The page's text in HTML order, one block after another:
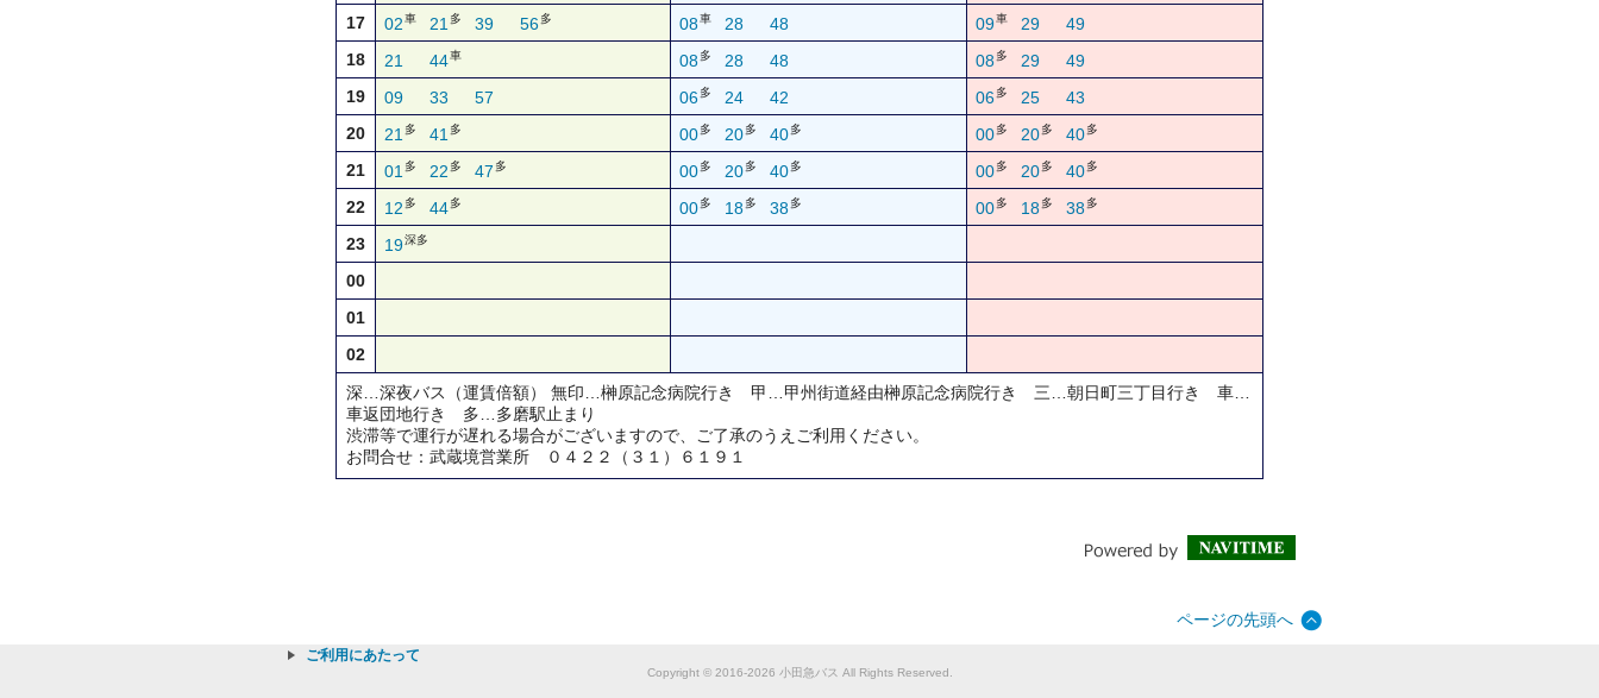
17 02車 21 多 39 56多 08車 28 48 09車 29
49
18
21 44車 08多 28 48 08多 29
49
19
09 33 57 06多 24 42 06多 25
43
20
21 多 41 多 00多 20多 40多 00多 20多 40多
21 01 多 22 多 47 多 00多 20多 40多 00多 20多 40多
22 12 多 44多 00多 18多 38多 00多 18多 38多
23 19深多
00
01
02
深…深夜バス（運賃倍額） 無印…榊原記念病院行き 甲…甲州街道経由榊原記念病院行き 三…朝日町三丁目行き 車…
車返団地行き 多…多磨駅止まり
渋滞等で運行が遅れる場合がございますので、ご了承のうえご利用ください。
お問合せ：武蔵境営業所 ０４２２（３１）６１９１
ページの先頭へ
ご利用にあたって
Copyright © 2016-2026 小田急バス All Rights Reserved.